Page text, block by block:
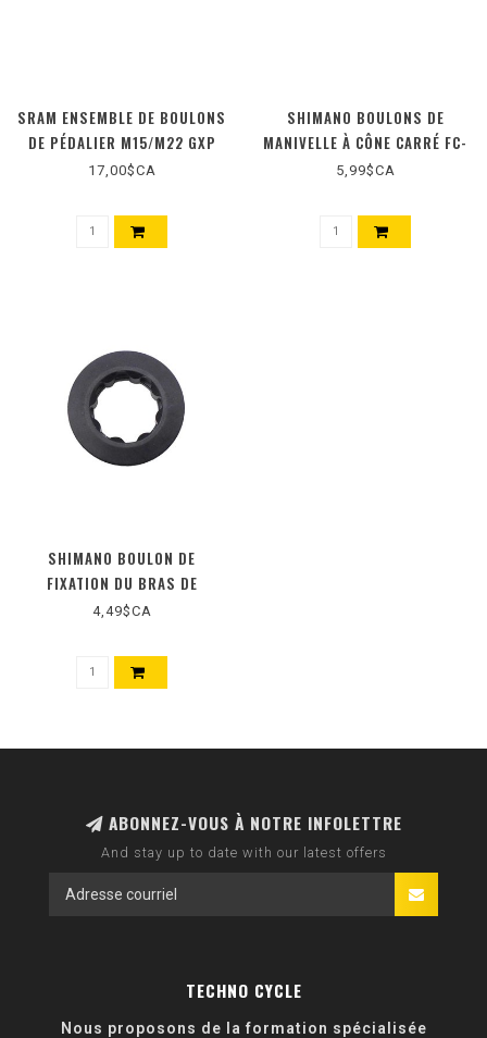
SRAM ENSEMBLE DE BOULONS
DE PÉDALIER M15/M22 GXP
17,00$CA
SHIMANO BOULONS DE
MANIVELLE À CÔNE CARRÉ FC-
E6000
5,99$CA
SHIMANO BOULON DE
FIXATION DU BRAS DE
MANIVELLE FC-M8100
4,49$CA
ABONNEZ-VOUS À NOTRE INFOLETTRE
And stay up to date with our latest offers
TECHNO CYCLE
Nous proposons de la formation spécialisée